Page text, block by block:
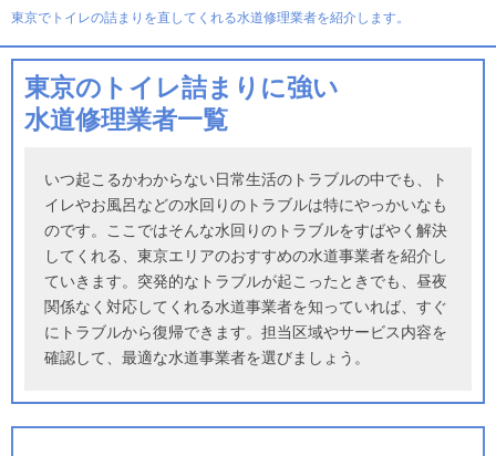
東京でトイレの詰まりを直してくれる水道修理業者を紹介します。
東京のトイレ詰まりに強い
水道修理業者一覧
いつ起こるかわからない日常生活のトラブルの中でも、ト
イレやお風呂などの水回りのトラブルは特にやっかいなも
のです。ここではそんな水回りのトラブルをすばやく解決
してくれる、東京エリアのおすすめの水道事業者を紹介し
ていきます。突発的なトラブルが起こったときでも、昼夜
関係なく対応してくれる水道事業者を知っていれば、すぐ
にトラブルから復帰できます。担当区域やサービス内容を
確認して、最適な水道事業者を選びましょう。